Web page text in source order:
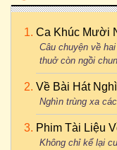
Ca Khúc Mười
Câu chuyện về
thuở còn ngồi
Về Bài Hát
Nghìn trùng xa
Phim Tài Liệu
Không chỉ kể lại